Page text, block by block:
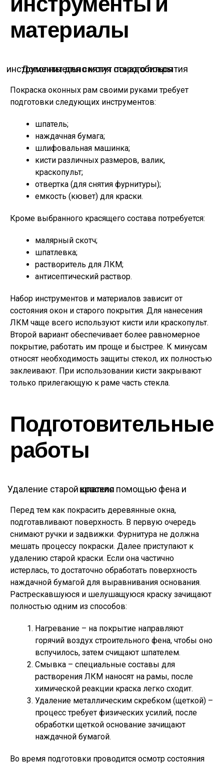
материалы
Дополнительно могут понадобиться инструменты для снятия старого покрытия
Покраска оконных рам своими руками требует
подготовки следующих инструментов:
шпатель;
наждачная бумага;
шлифовальная машинка;
кисти различных размеров, валик,
краскопульт;
отвертка (для снятия фурнитуры);
емкость (кювет) для краски.
Кроме выбранного красящего состава потребуется:
малярный скотч;
шпатлевка;
растворитель для ЛКМ;
антисептический раствор.
Набор инструментов и материалов зависит от
состояния окон и старого покрытия. Для нанесения
ЛКМ чаще всего используют кисти или краскопульт.
Второй вариант обеспечивает более равномерное
покрытие, работать им проще и быстрее. К минусам
относят необходимость защиты стекол, их полностью
заклеивают. При использовании кисти закрывают
только прилегающую к раме часть стекла.
Подготовительные
работы
Удаление старой краскис помощью фена и шпателя
Перед тем как покрасить деревянные окна,
подготавливают поверхность. В первую очередь
снимают ручки и задвижки. Фурнитура не должна
мешать процессу покраски. Далее приступают к
удалению старой краски. Если она частично
истерлась, то достаточно обработать поверхность
наждачной бумагой для выравнивания основания.
Растрескавшуюся и шелушащуюся краску зачищают
полностью одним из способов:
Нагревание – на покрытие направляют
горячий воздух строительного фена, чтобы оно
вспучилось, затем счищают шпателем.
Смывка – специальные составы для
растворения ЛКМ наносят на рамы, после
химической реакции краска легко сходит.
Удаление металлическим скребком (щеткой) –
процесс требует физических усилий, после
обработки щеткой основание зачищают
наждачной бумагой.
Во время подготовки проводится осмотр состояния